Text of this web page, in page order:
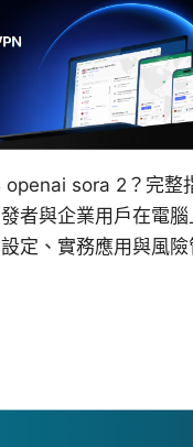
sora 2？完整
者與企業用戶在電
定、實務應用與風